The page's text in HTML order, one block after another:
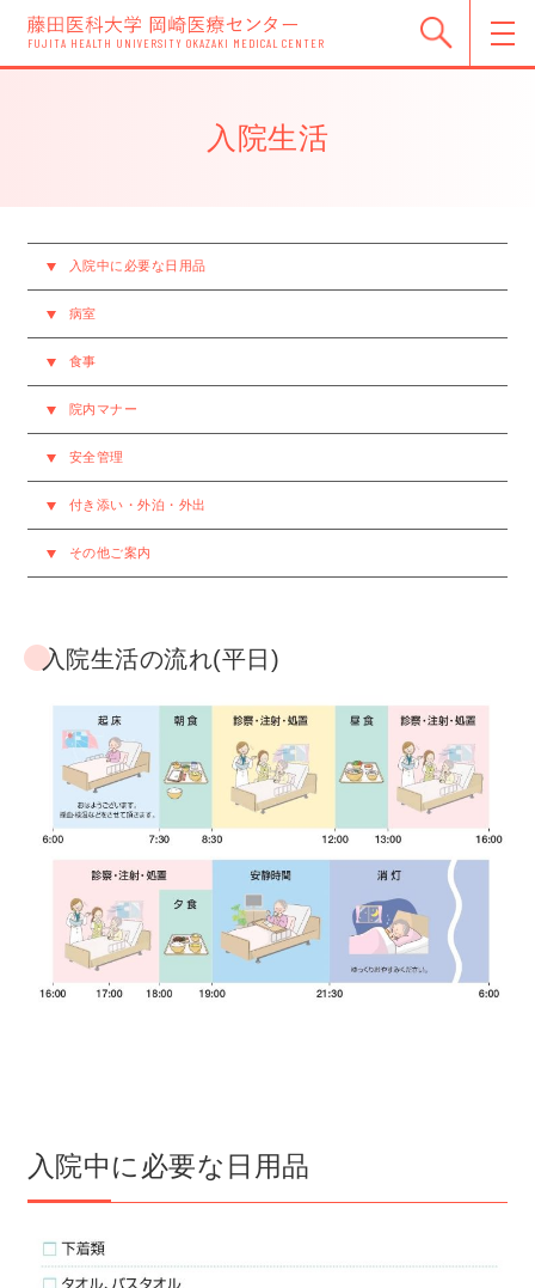
FUJITA HEALTH UNIVERSITY OKAZAKI MEDICAL CENTER
入院生活
入院中に必要な日用品
病室
食事
院内マナー
安全管理
付き添い・外泊・外出
その他ご案内
入院生活の流れ(平日)
入院中に必要な日用品